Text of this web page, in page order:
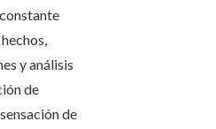
y análisis
de
de